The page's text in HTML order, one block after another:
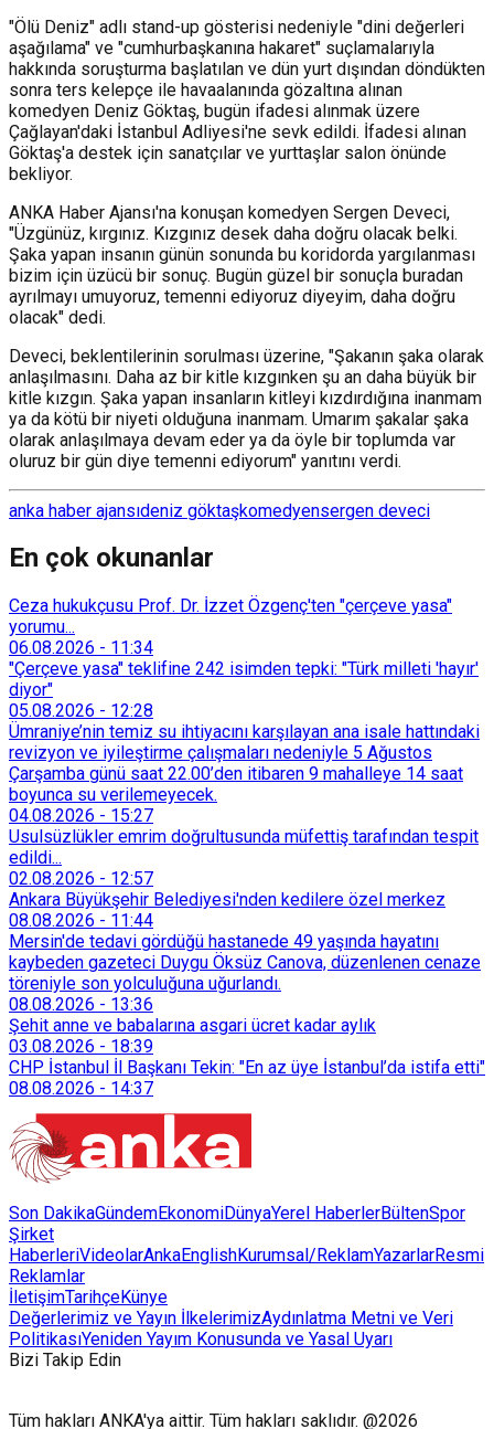
"Ölü Deniz" adlı stand-up gösterisi nedeniyle "dini değerleri
aşağılama" ve "cumhurbaşkanına hakaret" suçlamalarıyla
hakkında soruşturma başlatılan ve dün yurt dışından döndükten
sonra ters kelepçe ile havaalanında gözaltına alınan
komedyen Deniz Göktaş, bugün ifadesi alınmak üzere
Çağlayan'daki İstanbul Adliyesi'ne sevk edildi. İfadesi alınan
Göktaş'a destek için sanatçılar ve yurttaşlar salon önünde
bekliyor.
ANKA Haber Ajansı'na konuşan komedyen Sergen Deveci,
"Üzgünüz, kırgınız. Kızgınız desek daha doğru olacak belki.
Şaka yapan insanın günün sonunda bu koridorda yargılanması
bizim için üzücü bir sonuç. Bugün güzel bir sonuçla buradan
ayrılmayı umuyoruz, temenni ediyoruz diyeyim, daha doğru
olacak" dedi.
Deveci, beklentilerinin sorulması üzerine, "Şakanın şaka olarak
anlaşılmasını. Daha az bir kitle kızgınken şu an daha büyük bir
kitle kızgın. Şaka yapan insanların kitleyi kızdırdığına inanmam
ya da kötü bir niyeti olduğuna inanmam. Umarım şakalar şaka
olarak anlaşılmaya devam eder ya da öyle bir toplumda var
oluruz bir gün diye temenni ediyorum" yanıtını verdi.
anka haber ajansıdeniz göktaşkomedyensergen deveci
En çok okunanlar
Ceza hukukçusu Prof. Dr. İzzet Özgenç'ten "çerçeve yasa"
yorumu...
06.08.2026 - 11:34
"Çerçeve yasa" teklifine 242 isimden tepki: "Türk milleti 'hayır'
diyor"
05.08.2026 - 12:28
Ümraniye’nin temiz su ihtiyacını karşılayan ana isale hattındaki
revizyon ve iyileştirme çalışmaları nedeniyle 5 Ağustos
Çarşamba günü saat 22.00’den itibaren 9 mahalleye 14 saat
boyunca su verilemeyecek.
04.08.2026 - 15:27
Usulsüzlükler emrim doğrultusunda müfettiş tarafından tespit
edildi...
02.08.2026 - 12:57
Ankara Büyükşehir Belediyesi'nden kedilere özel merkez
08.08.2026 - 11:44
Mersin'de tedavi gördüğü hastanede 49 yaşında hayatını
kaybeden gazeteci Duygu Öksüz Canova, düzenlenen cenaze
töreniyle son yolculuğuna uğurlandı.
08.08.2026 - 13:36
Şehit anne ve babalarına asgari ücret kadar aylık
03.08.2026 - 18:39
CHP İstanbul İl Başkanı Tekin: "En az üye İstanbul’da istifa etti"
08.08.2026 - 14:37
Son DakikaGündemEkonomiDünyaYerel HaberlerBültenSpor
Şirket
HaberleriVideolarAnkaEnglishKurumsal/ReklamYazarlarResmi
Reklamlar
İletişimTarihçeKünye
Değerlerimiz ve Yayın İlkelerimizAydınlatma Metni ve Veri
PolitikasıYeniden Yayım Konusunda ve Yasal Uyarı
Bizi Takip Edin
Tüm hakları ANKA'ya aittir. Tüm hakları saklıdır. @2026